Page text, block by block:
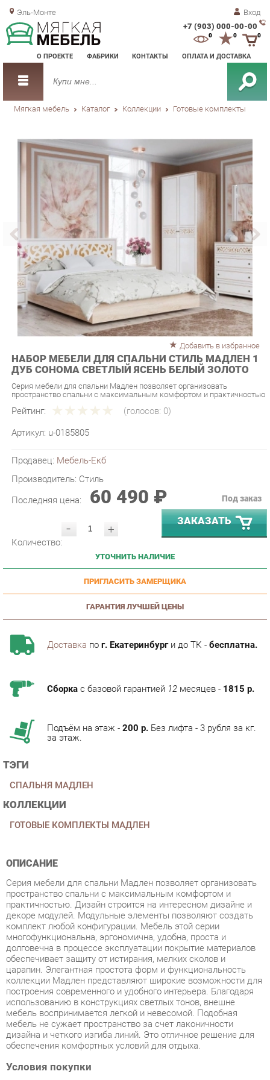
Эль-Монте Вход
+7 (903) 000-00-00
О ПРОЕКТЕ ФАБРИКИ КОНТАКТЫ ОПЛАТА И ДОСТАВКА
0 0
Мягкая мебель Каталог Коллекции Готовые комплекты
Добавить в избранное
НАБОР МЕБЕЛИ ДЛЯ СПАЛЬНИ СТИЛЬ МАДЛЕН 1
ДУБ СОНОМА СВЕТЛЫЙ ЯСЕНЬ БЕЛЫЙ ЗОЛОТО
Серия мебели для спальни Мадлен позволяет организовать
Рейтинг: (голосов:0)
Артикул: u-0185805
Производитель:Стиль
Последняя цена: 60 490 ₽
- ЗАКАЗАТЬ
УТОЧНИТЬ НАЛИЧИЕ
ПРИГЛАСИТЬ ЗАМЕРЩИКА
ГАРАНТИЯ ЛУЧШЕЙ ЦЕНЫ
Доставкапог. Екатеринбурги до ТК -бесплатна.
ТЭГИ
ГОТОВЫЕ КОМПЛЕКТЫ МАДЛЕН
ОПИСАНИЕ
пространство спальни с максимальным комфортом и
практичностью. Дизайн строится на интересном дизайне и
декоре модулей. Модульные элементы позволяют создать
комплект любой конфигурации. Мебель этой серии
многофункциональна, эргономична, удобна, проста и
долговечна в процессе эксплуатации покрытие материалов
обеспечивает защиту от истирания, мелких сколов и
царапин. Элегантная простота форм и функциональность
коллекции Мадлен представляют широкие возможности для
построения современного и удобного интерьера. Благодаря
использованию в конструкциях светлых тонов, внешне
мебель воспринимается легкой и невесомой. Подобная
мебель не сужает пространство за счет лаконичности
дизайна и четкого изгиба линий. Это отличное решение для
обеспечения комфортных условий для отдыха.
Условия покупки
Благодаря качественным фото, исчерпывающей информации
покупателей маркетплэйса «Мягкая мебель Екатеринбург»
купить товар «Набор мебели для спальни Стиль Мадлен 1